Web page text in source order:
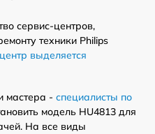
сервис-центров,
техники Philips
выделяется
мастера - специалисты по
модель HU4813 для
На все виды